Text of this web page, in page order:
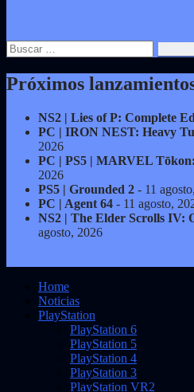
Buscar:
Próximos
NS2 | Lies of P: Complete
PC | IRON NEST: Heavy
2026
PC | PS5 | MARVEL
2026
PS5 | Grounded 2 - 11
PC | Agent 64 - 11 agosto,
NS2 | The Elder Scrolls IV:
agosto, 2026
Home
Noticias
PlayStation
PlayStation 6
PlayStation 5
PlayStation 4
PlayStation 3
PlayStation VR2